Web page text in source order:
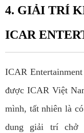
4. GIẢI TRÍ
ICAR
ICAR
được ICAR Việt
mình, tất nhiên là
dung giải trí chở